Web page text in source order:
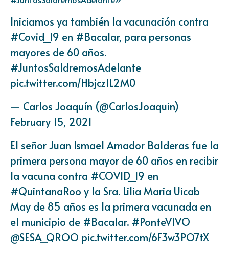
Iniciamos ya también la vacunación contra
#Covid_19 en #Bacalar, para personas
mayores de 60 años.
#JuntosSaldremosAdelante
pic.twitter.com/HbjczIL2M0
— Carlos Joaquín (@CarlosJoaquin)
February 15, 2021
El señor Juan Ismael Amador Balderas fue la
primera persona mayor de 60 años en recibir
la vacuna contra #COVID_19 en
#QuintanaRoo y la Sra. Lilia Maria Uicab
May de 85 años es la primera vacunada en
el municipio de #Bacalar. #PonteVIVO
@SESA_QROO pic.twitter.com/6F3w3PO7tX